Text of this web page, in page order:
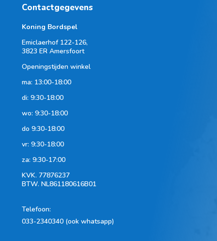
Contactgegevens
Koning Bordspel
Emiclaerhof 122-126,
3823 ER Amersfoort
Openingstijden winkel
ma: 13:00-18:00
di: 9:30-18:00
wo: 9:30-18:00
do 9:30-18:00
vr: 9:30-18:00
za: 9:30-17:00
KVK. 77876237
BTW. NL861180616B01
Telefoon:
033-2340340 (ook whatsapp)